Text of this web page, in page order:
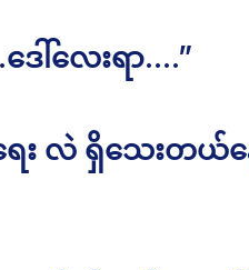
ေါ်လေးရာ….”
ေး လဲ ရှိသေးတယ်န